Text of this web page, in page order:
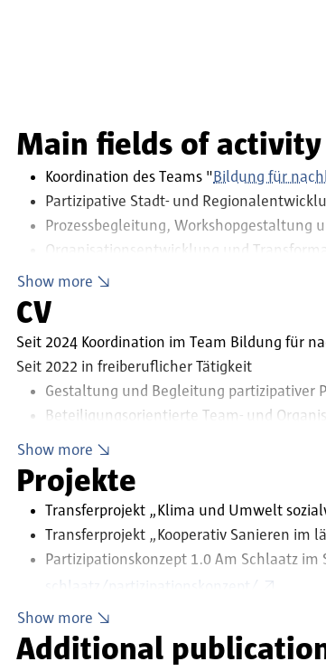
Main fields of
Koordination des Teams " Bildung für
Partizipative Stadt- und
Prozessbegleitung, Workshopgestaltung
Organisationsentwicklung und
Forschungsinteressen
Sozial-integrative und ökologische
Experimentelle Stadtentwicklung | Social
Digitalisierung in der partizipativen
Transformationsdesign und
Show more
CV
Seit 2024 Koordination im Team Bildung für
Seit 2022 in freiberuflicher Tätigkeit
Gestaltung und Begleitung partizipativer
Beteiligungsorientierte Team- und
Systemische Transformationsberatung,
2022 – 2024 Konzeption, Koordination und
bei der kollektiv stadtsucht GmbH
2020 – 2021 Etablierung einer
„Schlaatz_2030“ bei der Stadtkontor
2018 – 2020 Konzeptionelle Begleitung,
für Beteiligung“ bei mitMachen e.V. in Potsdam
2014 – 2018 Referentin und Moderatorin zu
umweltbewussten Lebens bei Lacasa e.V. und
Show more
Projekte
Transferprojekt „Klima und Umwelt
Transferprojekt „Kooperativ Sanieren im
Partizipationskonzept 1.0 Am Schlaatz
schlaatz/partizipationskonzept/
Erstes bundesweites Netzwerktreffen
Strategische Projektkoordination beim
Show more
Additional